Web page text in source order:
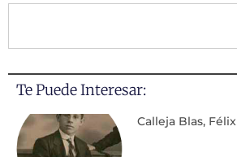
Te Puede Interesar:
Calleja Blas, Félix